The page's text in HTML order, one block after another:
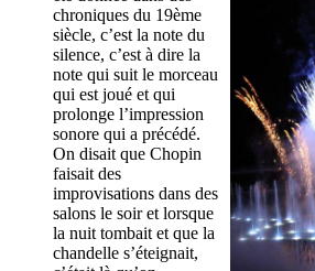
chroniques du 19ème
siècle, c’est la note du
silence, c’est à dire la
note qui suit le morceau
qui est joué et qui
prolonge l’impression
sonore qui a précédé.
On disait que Chopin
faisait des
improvisations dans des
salons le soir et lorsque
la nuit tombait et que la
chandelle s’éteignait,